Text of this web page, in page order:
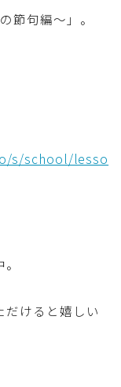
節句編～」。
s/school/lesso
けると嬉しい